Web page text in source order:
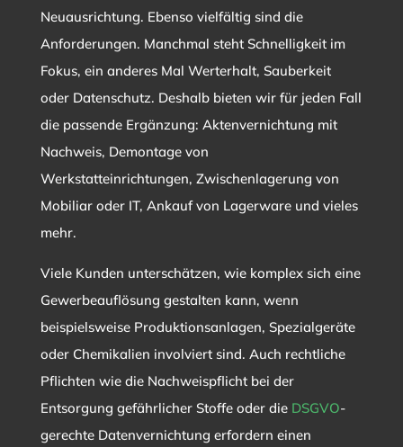
Neuausrichtung. Ebenso vielfältig sind die
Anforderungen. Manchmal steht Schnelligkeit im
Fokus, ein anderes Mal Werterhalt, Sauberkeit
oder Datenschutz. Deshalb bieten wir für jeden Fall
die passende Ergänzung: Aktenvernichtung mit
Nachweis, Demontage von
Werkstatteinrichtungen, Zwischenlagerung von
Mobiliar oder IT, Ankauf von Lagerware und vieles
mehr.
Viele Kunden unterschätzen, wie komplex sich eine
Gewerbeauflösung gestalten kann, wenn
beispielsweise Produktionsanlagen, Spezialgeräte
oder Chemikalien involviert sind. Auch rechtliche
Pflichten wie die Nachweispflicht bei der
Entsorgung gefährlicher Stoffe oder die DSGVO-
gerechte Datenvernichtung erfordern einen